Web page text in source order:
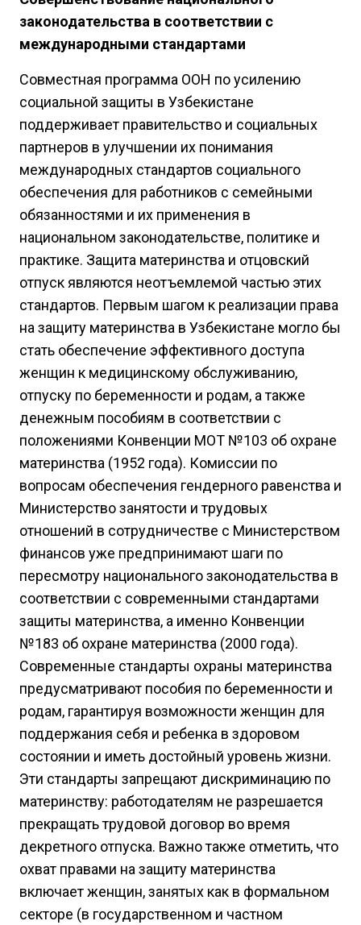
законодательства в соответствии с
международными стандартами
Совместная программа ООН по усилению
социальной защиты в Узбекистане
поддерживает правительство и социальных
партнеров в улучшении их понимания
международных стандартов социального
обеспечения для работников с семейными
обязанностями и их применения в
национальном законодательстве, политике и
практике. Защита материнства и отцовский
отпуск являются неотъемлемой частью этих
стандартов. Первым шагом к реализации права
на защиту материнства в Узбекистане могло бы
стать обеспечение эффективного доступа
женщин к медицинскому обслуживанию,
отпуску по беременности и родам, а также
денежным пособиям в соответствии с
положениями Конвенции МОТ №103 об охране
материнства (1952 года). Комиссии по
вопросам обеспечения гендерного равенства и
Министерство занятости и трудовых
отношений в сотрудничестве с Министерством
финансов уже предпринимают шаги по
пересмотру национального законодательства в
соответствии с современными стандартами
защиты материнства, а именно Конвенции
№183 об охране материнства (2000 года).
Современные стандарты охраны материнства
предусматривают пособия по беременности и
родам, гарантируя возможности женщин для
поддержания себя и ребенка в здоровом
состоянии и иметь достойный уровень жизни.
Эти стандарты запрещают дискриминацию по
материнству: работодателям не разрешается
прекращать трудовой договор во время
декретного отпуска. Важно также отметить, что
охват правами на защиту материнства
включает женщин, занятых как в формальном
секторе (в государственном и частном